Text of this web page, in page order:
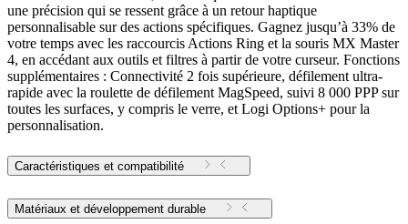
une précision qui se ressent grâce à un retour haptique
personnalisable sur des actions spécifiques. Gagnez jusqu’à 33% de
votre temps avec les raccourcis Actions Ring et la souris MX Master
4, en accédant aux outils et filtres à partir de votre curseur. Fonctions
supplémentaires : Connectivité 2 fois supérieure, défilement ultra-
rapide avec la roulette de défilement MagSpeed, suivi 8 000 PPP sur
toutes les surfaces, y compris le verre, et Logi Options+ pour la
personnalisation.
Caractéristiques et compatibilité
Matériaux et développement durable